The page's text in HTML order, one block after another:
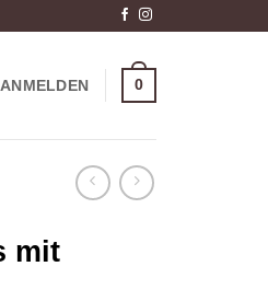
ANMELDEN 0
mit